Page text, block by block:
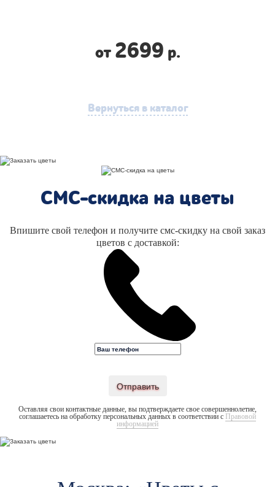
от 2699 р.
Вернуться в каталог
СМС-скидка на цветы
Впишите свой телефон и получите смс-скидку на свой заказ
цветов с доставкой:
Отправить
Оставляя свои контактные данные, вы подтверждаете свое совершеннолетие,
соглашаетесь на обработку персональных данных в соответствии с Правовой
информацией